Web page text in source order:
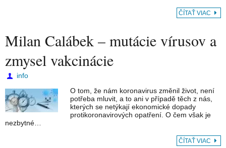
ČÍTAŤ VIAC
Milan Calábek – mutácie vírusov a
zmysel vakcinácie
info
O tom, že nám koronavirus změnil život, není
potřeba mluvit, a to ani v případě těch z nás,
kterých se netýkají ekonomické dopady
protikoronavirových opatření. O čem však je
nezbytné…
ČÍTAŤ VIAC